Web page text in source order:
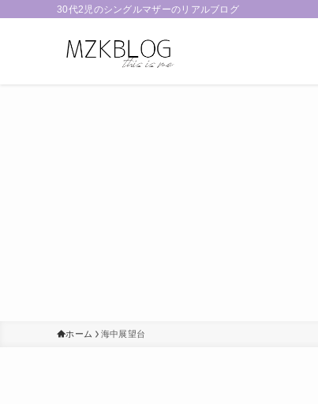
30代2児のシングルマザーのリアルブログ
ホーム 海中展望台